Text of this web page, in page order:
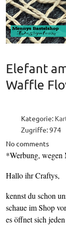
Elefant
Waffle
Kategorie:
Zugriffe: 974
No comments
*Werbung, wegen
Hallo ihr Craftys,
kennst du schon
schaue im Shop
es öffnet sich